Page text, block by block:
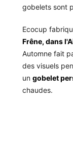
gobelets sont
Ecocup
Frêne, dans
Automne fait
des visuels
un gobelet
chaudes.